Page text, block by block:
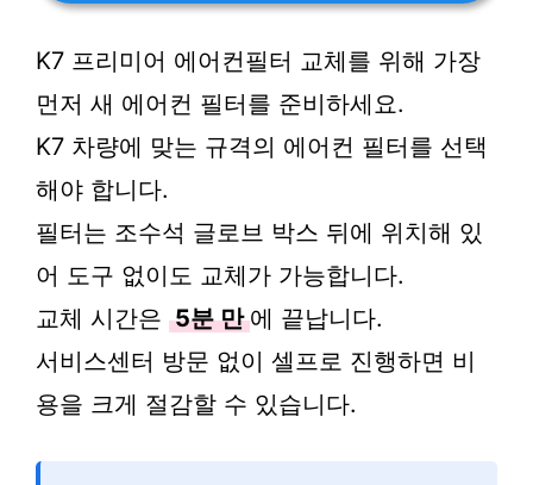
K7 프리미어 에어컨필터 교체를 위해 가장
먼저 새 에어컨 필터를 준비하세요.
K7 차량에 맞는 규격의 에어컨 필터를 선택
해야 합니다.
필터는 조수석 글로브 박스 뒤에 위치해 있
어 도구 없이도 교체가 가능합니다.
교체 시간은 5분 만 에 끝납니다.
서비스센터 방문 없이 셀프로 진행하면 비
용을 크게 절감할 수 있습니다.